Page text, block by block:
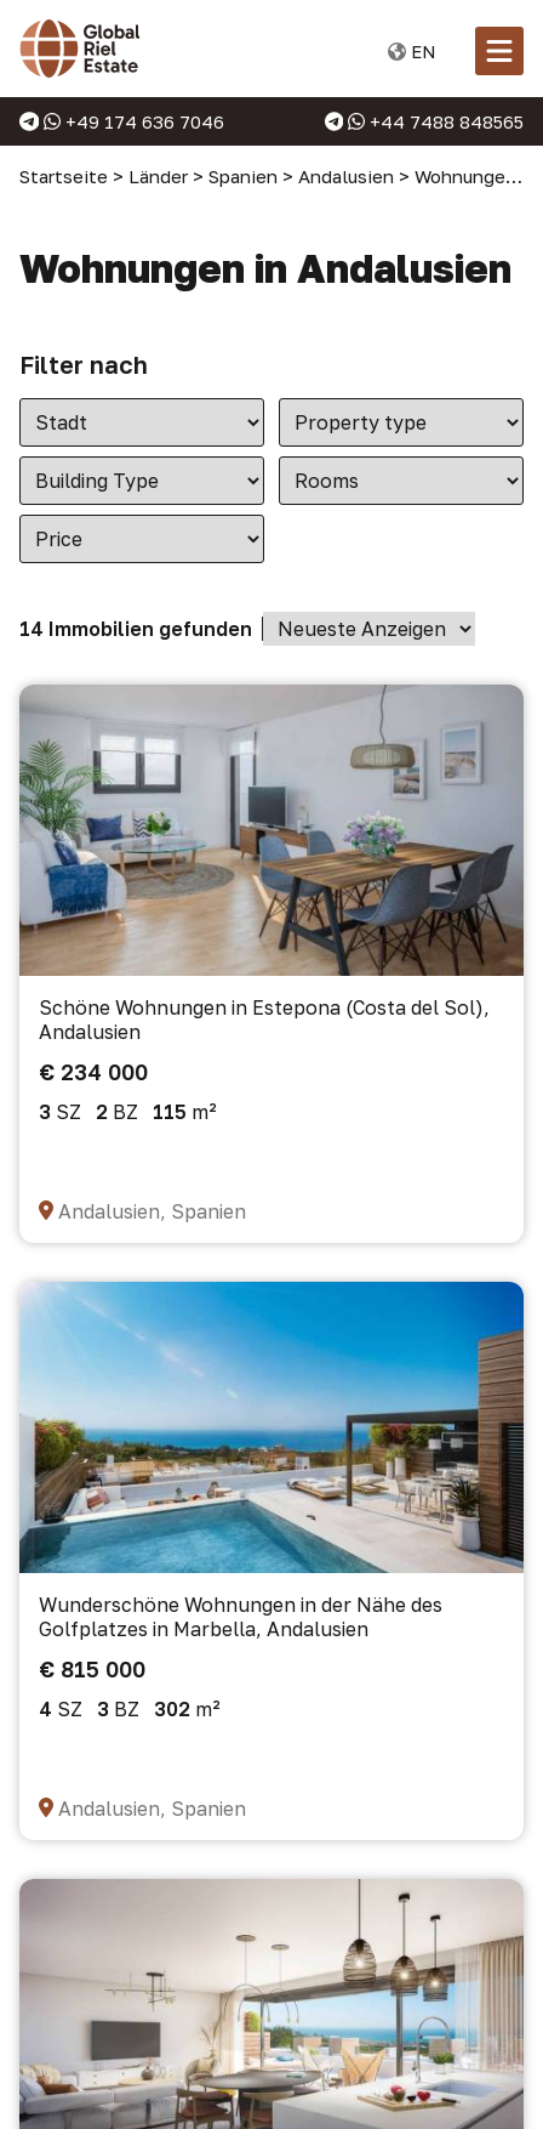
EN
+49 174 636 7046 +44 7488 848565
Startseite > Länder > Spanien > Andalusien > Wohnungen in Andalusien
Wohnungen in Andalusien
Filter nach
14 Immobilien gefunden
Schöne Wohnungen in Estepona (Costa del Sol),
Andalusien
€ 234 000
3 SZ 2 BZ 115 m²
Andalusien, Spanien
Wunderschöne Wohnungen in der Nähe des
Golfplatzes in Marbella, Andalusien
€ 815 000
4 SZ 3 BZ 302 m²
Andalusien, Spanien